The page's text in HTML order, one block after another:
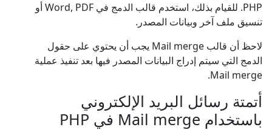
PHP. للقيام بذلك، استخدم قالب الدمج في Word, PDF أو
تنسيق ملف آخر وبيانات المصدر.
لاحظ أن قالب Mail merge يجب أن يحتوي على حقول
الدمج التي سيتم إدراج البيانات المصدر فيها بعد تنفيذ عملية
Mail merge.
أتمتة رسائل البريد الإلكتروني
باستخدام Mail merge في PHP